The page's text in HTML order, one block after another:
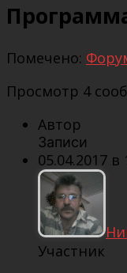
Помечено:
Просмотр 4
Автор
Записи
05.04.2017 в
Участник